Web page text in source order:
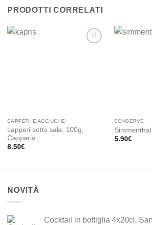
PRODOTTI CORRELATI
CAPPERI E ACCIUGHE
capperi sotto sale, 100g,
Capparis
8.50€
CONSERVE
5.90€
NOVITÀ
Cocktail in bottiglia 4x20cl,